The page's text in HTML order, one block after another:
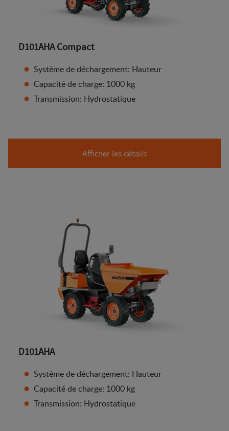
D101AHA Compact
Système de déchargement: Hauteur
Capacité de charge: 1000 kg
Transmission: Hydrostatique
Afficher les détails
D101AHA
Système de déchargement: Hauteur
Capacité de charge: 1000 kg
Transmission: Hydrostatique